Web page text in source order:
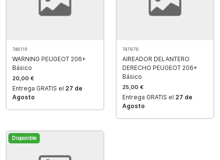
748119
WARNING PEUGEOT 206+
Básico
20,00 €
Entrega GRATIS el 27 de
Agosto
747976
AIREADOR DELANTERO
DERECHO PEUGEOT 206+
Básico
25,00 €
Entrega GRATIS el 27 de
Agosto
Disponible